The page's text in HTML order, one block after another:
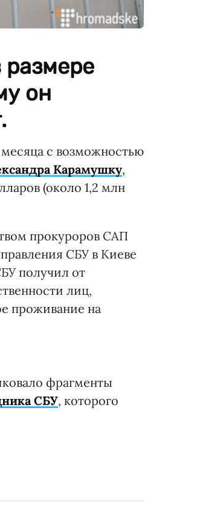
размере
он
с возможностью
Карамушку,
(около 1,2 млн
прокуроров САП
СБУ в Киеве
получил от
лиц,
проживание на
фрагменты
СБУ, которого